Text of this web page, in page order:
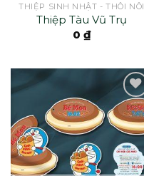
THIỆP SINH NHẬT - THÔI NÔI
Thiệp Tàu Vũ Trụ
0 ₫